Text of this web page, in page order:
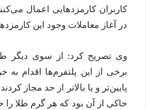
کاربران کارمزدهایی اعمال
در آغاز معاملات وجود این
برخی از این پلتفرم‌ها اقدام
پایین‌تر و یا بالاتر از حد مجاز